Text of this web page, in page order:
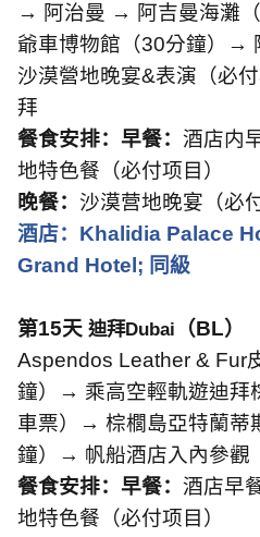
→ 阿治曼 → 阿吉曼海灘（
爺車博物館（30分鐘）→
沙漠營地晚宴&表演（必付
拜
餐食安排：早餐： 酒店内
地特色餐（必付项目）
晚餐： 沙漠营地晚宴（必
酒店： Khalidia Palace
Grand Hotel; 同級
第15天 迪拜Dubai （BL）
Aspendos Leather & Fur
鐘）→ 乘高空輕軌遊迪拜
車票）→ 棕櫚島亞特蘭蒂
鐘）→ 帆船酒店入內參觀
餐食安排：早餐： 酒店早
地特色餐（必付项目）